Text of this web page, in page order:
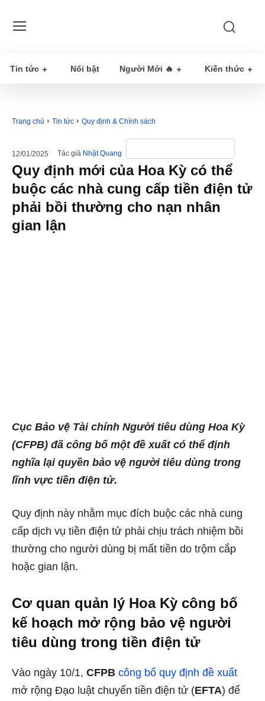
Tin tức Nổi bật Người Mới 🔥 Kiến thức
Trang chủ Tin tức Quy định & Chính sách
12/01/2025 Tác giả Nhật Quang
Quy định mới của Hoa Kỳ có thể
buộc các nhà cung cấp tiền điện tử
phải bồi thường cho nạn nhân
gian lận
Cục Bảo vệ Tài chính Người tiêu dùng Hoa Kỳ
(CFPB) đã công bố một đề xuất có thể định
nghĩa lại quyền bảo vệ người tiêu dùng trong
lĩnh vực tiền điện tử.
Quy định này nhằm mục đích buộc các nhà cung
cấp dịch vụ tiền điện tử phải chịu trách nhiệm bồi
thường cho người dùng bị mất tiền do trộm cắp
hoặc gian lận.
Cơ quan quản lý Hoa Kỳ công bố
kế hoạch mở rộng bảo vệ người
tiêu dùng trong tiền điện tử
Vào ngày 10/1, CFPB công bố quy định đề xuất
mở rộng Đạo luật chuyển tiền điện tử (EFTA) để